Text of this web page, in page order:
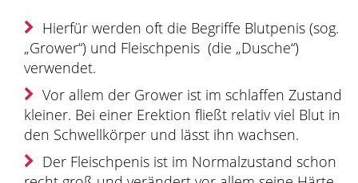
Hierfür werden oft die Begriffe Blutpenis (sog.
„Grower“) und Fleischpenis (die „Dusche“)
verwendet.
Vor allem der Grower ist im schlaffen Zustand
kleiner. Bei einer Erektion fließt relativ viel Blut in
den Schwellkörper und lässt ihn wachsen.
Der Fleischpenis ist im Normalzustand schon